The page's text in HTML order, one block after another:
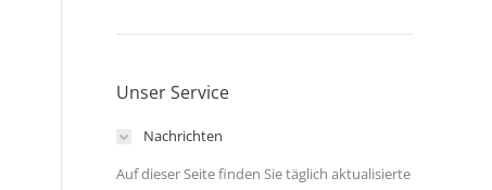
Unser Service
Nachrichten
Auf dieser Seite finden Sie täglich aktualisierte